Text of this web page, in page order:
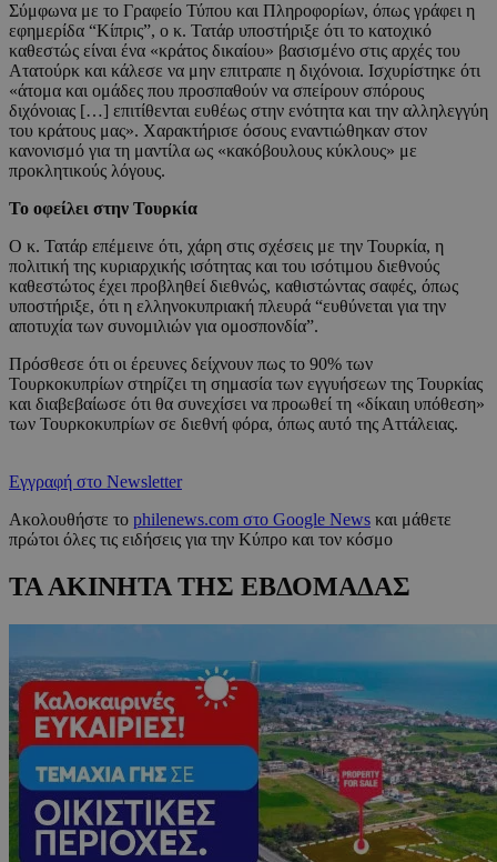
Σύμφωνα με το Γραφείο Τύπου και Πληροφορίων, όπως γράφει η
εφημερίδα “Κίπρις”, ο κ. Τατάρ υποστήριξε ότι το κατοχικό
καθεστώς είναι ένα «κράτος δικαίου» βασισμένο στις αρχές του
Ατατούρκ και κάλεσε να μην επιτραπε η διχόνοια. Ισχυρίστηκε ότι
«άτομα και ομάδες που προσπαθούν να σπείρουν σπόρους
διχόνοιας […] επιτίθενται ευθέως στην ενότητα και την αλληλεγγύη
του κράτους μας». Χαρακτήρισε όσους εναντιώθηκαν στον
κανονισμό για τη μαντίλα ως «κακόβουλους κύκλους» με
προκλητικούς λόγους.
Το οφείλει στην Τουρκία
Ο κ. Τατάρ επέμεινε ότι, χάρη στις σχέσεις με την Τουρκία, η
πολιτική της κυριαρχικής ισότητας και του ισότιμου διεθνούς
καθεστώτος έχει προβληθεί διεθνώς, καθιστώντας σαφές, όπως
υποστήριξε, ότι η ελληνοκυπριακή πλευρά “ευθύνεται για την
αποτυχία των συνομιλιών για ομοσπονδία”.
Πρόσθεσε ότι οι έρευνες δείχνουν πως το 90% των
Τουρκοκυπρίων στηρίζει τη σημασία των εγγυήσεων της Τουρκίας
και διαβεβαίωσε ότι θα συνεχίσει να προωθεί τη «δίκαιη υπόθεση»
των Τουρκοκυπρίων σε διεθνή φόρα, όπως αυτό της Αττάλειας.
Εγγραφή στο Newsletter
Ακολουθήστε το philenews.com στο Google News και μάθετε
πρώτοι όλες τις ειδήσεις για την Κύπρο και τον κόσμο
ΤΑ ΑΚΙΝΗΤΑ ΤΗΣ ΕΒΔΟΜΑΔΑΣ